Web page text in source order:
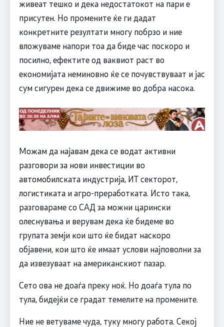
живеат тешко и дека недостатокот на пари е
присутен. Но промените ќе ги дадат
конкретните резултати многу побрзо и ние
вложуваме напори тоа да биде час поскоро и
посилно, ефектите од ваквиот раст во
економијата неминовно ќе се почувствуваат и јас
сум сигурен дека се движиме во добра насока.
Можам да најавам дека се водат активни
разговори за нови инвестиции во
автомобилската индустрија, ИТ секторот,
логистиката и агро-преработката. Исто така,
разговараме со САД за можни царински
олеснувања и верувам дека ќе бидеме во
групата земји кои што ќе бидат наскоро
објавени, кои што ќе имаат услови најповолни за
да извезуваат на американскиот пазар.
Сето ова не доаѓа преку ноќ. Но доаѓа тула по
тула, бидејќи се градат темелите на промените.
Ние не ветуваме чуда, туку многу работа. Секој